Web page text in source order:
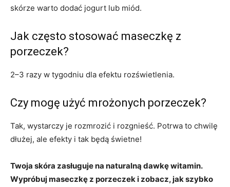
skórze warto dodać jogurt lub miód.
Jak często stosować maseczkę z
porzeczek?
2–3 razy w tygodniu dla efektu rozświetlenia.
Czy mogę użyć mrożonych porzeczek?
Tak, wystarczy je rozmrozić i rozgnieść. Potrwa to chwilę
dłużej, ale efekty i tak będą świetne!
Twoja skóra zasługuje na naturalną dawkę witamin.
Wypróbuj maseczkę z porzeczek i zobacz, jak szybko